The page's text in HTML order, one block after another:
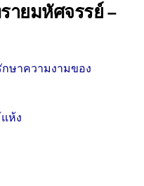
ายมหัศจรรย์ –
กษาความงามของ
ห้ง